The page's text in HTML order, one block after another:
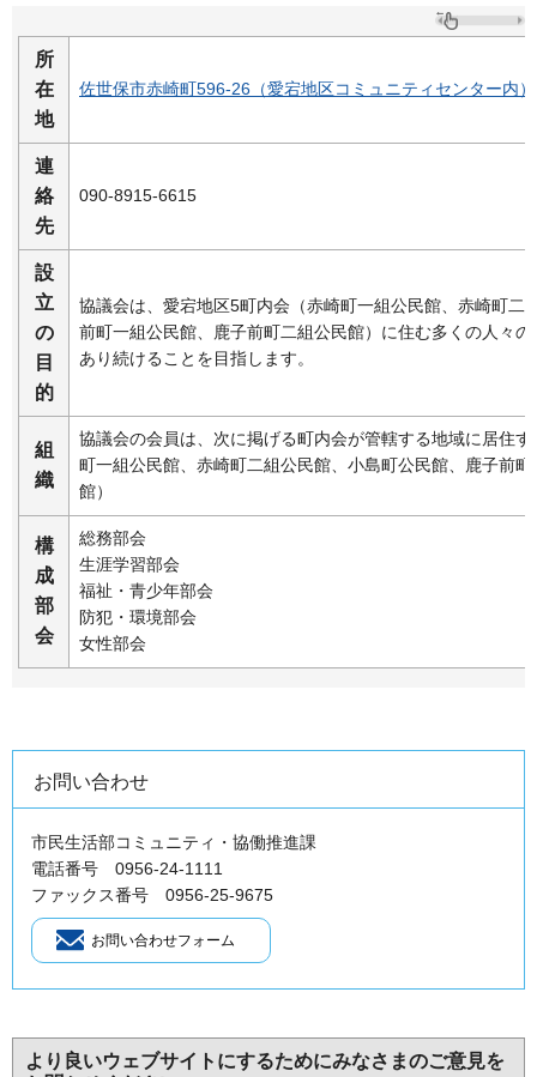
所
在
地
佐世保市赤崎町596-26（愛宕地区コミュニティセンター内）
連
絡
先
090-8915-6615
設
立
の
目
的
協議会は、愛宕地区5町内会（赤崎町一組公民館、赤崎町二
前町一組公民館、鹿子前町二組公民館）に住む多くの人々
あり続けることを目指します。
組
織
協議会の会員は、次に掲げる町内会が管轄する地域に居住
町一組公民館、赤崎町二組公民館、小島町公民館、鹿子前
館）
構
成
部
会
総務部会
生涯学習部会
福祉・青少年部会
防犯・環境部会
女性部会
お問い合わせ
市民生活部コミュニティ・協働推進課
電話番号 0956-24-1111
ファックス番号 0956-25-9675
より良いウェブサイトにするためにみなさまのご意見を